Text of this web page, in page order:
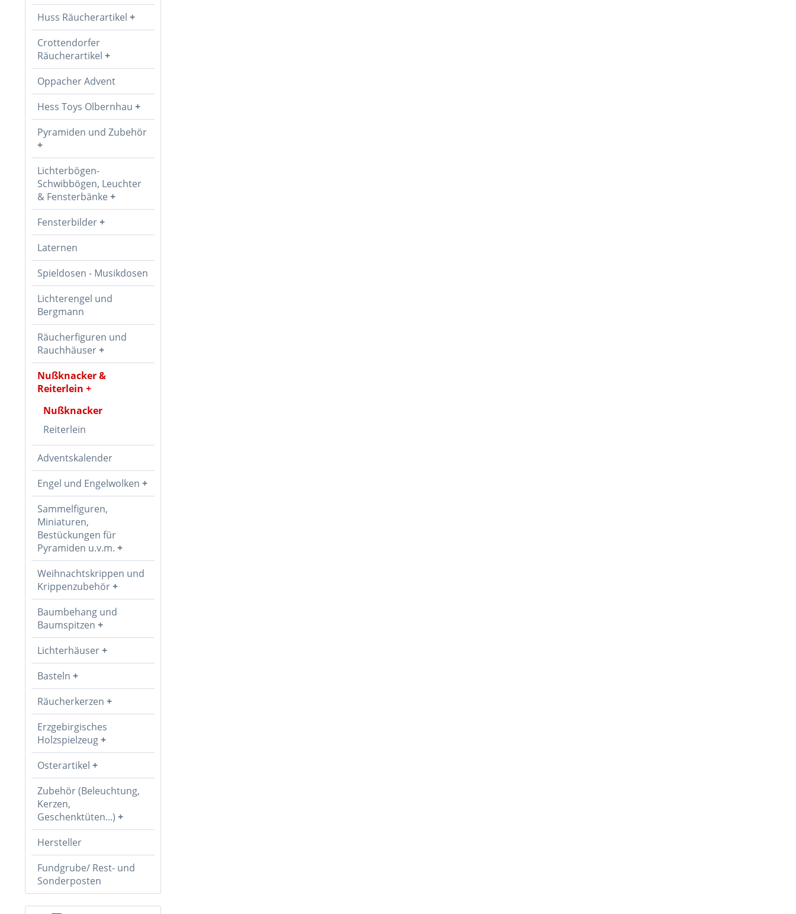
Huss Räucherartikel
Crottendorfer
Räucherartikel
Oppacher Advent
Hess Toys Olbernhau
Pyramiden und Zubehör
Lichterbögen-
Schwibbögen, Leuchter
& Fensterbänke
Fensterbilder
Laternen
Spieldosen - Musikdosen
Lichterengel und
Bergmann
Räucherfiguren und
Rauchhäuser
Nußknacker &
Reiterlein
Nußknacker
Reiterlein
Adventskalender
Engel und Engelwolken
Sammelfiguren,
Miniaturen,
Bestückungen für
Pyramiden u.v.m.
Weihnachtskrippen und
Krippenzubehör
Baumbehang und
Baumspitzen
Lichterhäuser
Basteln
Räucherkerzen
Erzgebirgisches
Holzspielzeug
Osterartikel
Zubehör (Beleuchtung,
Kerzen,
Geschenktüten...)
Hersteller
Fundgrube/ Rest- und
Sonderposten